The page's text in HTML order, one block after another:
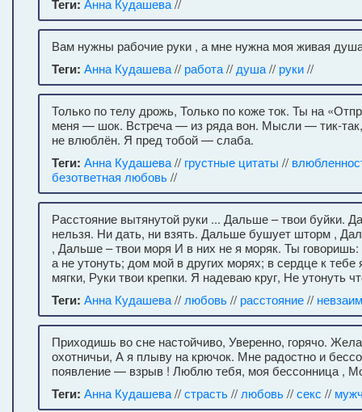
Теги: Анна Кудашева//
Вам нужны рабочие руки , а мне нужна моя живая
Теги: Анна Кудашева// работа// душа// руки//
Только по телу дрожь, Только по коже ток. Ты на
меня — шок. Встреча — из ряда вон. Мысли — тик-
не влюблён. Я пред тобой — слаба.
Теги: Анна Кудашева// грустные цитаты //
безответная любовь//
Расстояние вытянутой руки ... Дальше – твои буйки.
нельзя. Ни дать, ни взять. Дальше бушует шторм ,
, Дальше – твои моря И в них не я моряк. Ты
а не утонуть; дом мой в других морях; в сердце к
мягки, Руки твои крепки. Я надеваю круг, Не утонуть
Теги: Анна Кудашева// любовь// расстояние//
Приходишь во сне настойчиво, Уверенно, горячо.
охотничьи, А я плыву на крючок. Мне радостно и
появление — взрыв ! Люблю тебя, моя бессонница ,
Теги: Анна Кудашева//страсть// любовь//секс //